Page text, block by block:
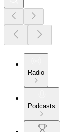
Radio
Podcasts